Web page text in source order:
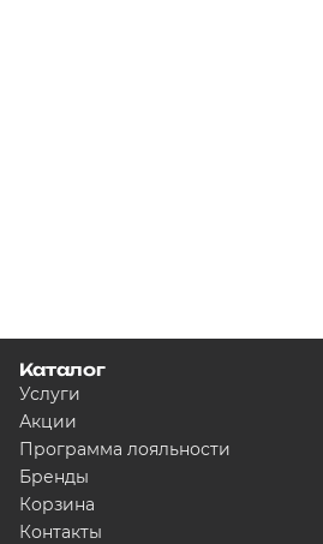
Каталог
Услуги
Акции
Программа лояльности
Бренды
Корзина
Контакты